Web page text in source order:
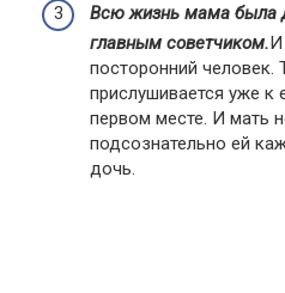
Всю жизнь мама была
главным советчиком.И
посторонний человек.
прислушивается уже к
первом месте. И мать
подсознательно ей
дочь.